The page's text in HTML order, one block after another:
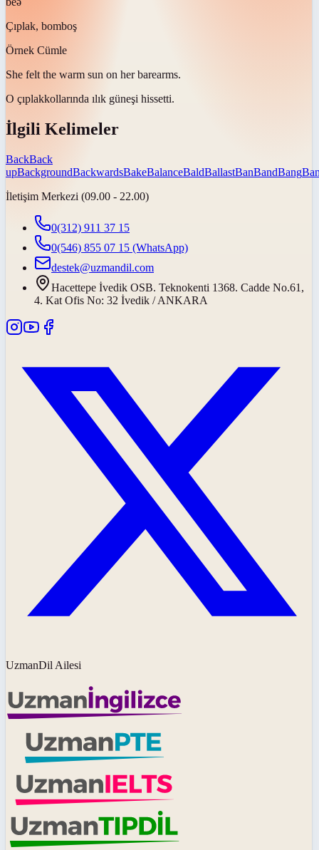
Çıplak, bomboş
Örnek Cümle
She felt the warm sun on her barearms.
O çıplakkollarında ılık güneşi hissetti.
İlgili Kelimeler
BackBack
upBackgroundBackwardsBakeBalanceBaldBallastBanBandBang
İletişim Merkezi (09.00 - 22.00)
0(312) 911 37 15
0(546) 855 07 15 (WhatsApp)
destek@uzmandil.com
Hacettepe İvedik OSB. Teknokenti 1368. Cadde No.61,
4. Kat Ofis No: 32 İvedik / ANKARA
UzmanDil Ailesi